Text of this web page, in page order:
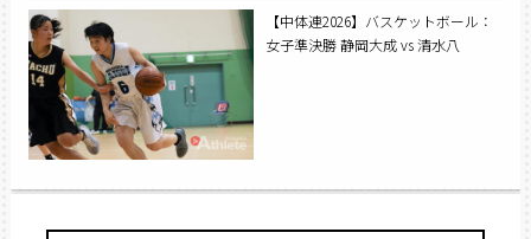
【中体連2026】バスケットボール：
女子準決勝 静岡大成 vs 清水八